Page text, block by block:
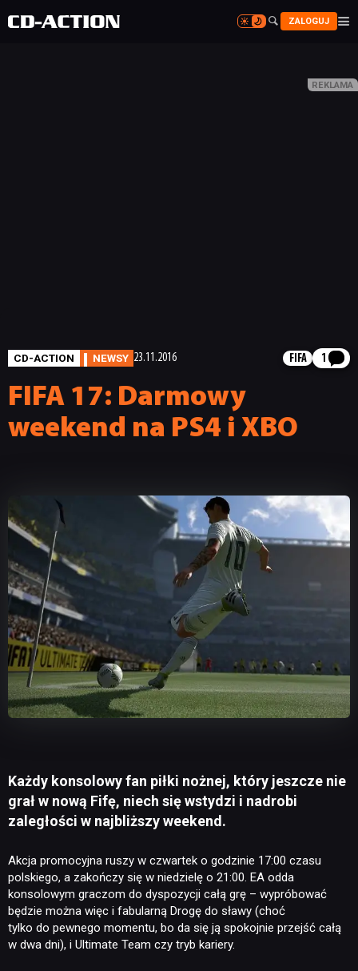

 ZALOGUJ 

CD-ACTION NEWSY 23.11.2016 FIFA 1
FIFA 17: Darmowy
weekend na PS4 i XBO
Każdy konsolowy fan piłki nożnej, który jeszcze nie
grał w nową Fifę, niech się wstydzi i nadrobi
zaległości w najbliższy weekend.
Akcja promocyjna ruszy w czwartek o godzinie 17:00 czasu
polskiego, a zakończy się w niedzielę o 21:00. EA odda
konsolowym graczom do dyspozycji całą grę – wypróbować
będzie można więc i fabularną Drogę do sławy (choć
tylko do pewnego momentu, bo da się ją spokojnie przejść całą
w dwa dni), i Ultimate Team czy tryb kariery.